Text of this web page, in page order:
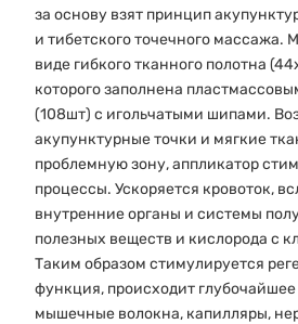
за основу взят принцип
и тибетского точечного массажа.
виде гибкого тканного полотна
которого заполнена
(108шт) с игольчатыми шипами.
акупунктурные точки и мягкие
проблемную зону, аппликатор
процессы. Ускоряется кровоток,
внутренние органы и системы
полезных веществ и кислорода с
Таким образом стимулируется
функция, происходит
мышечные волокна, капилляры,